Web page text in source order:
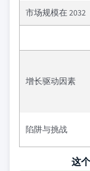
市场规模在 2032
增长驱动因素
陷阱与挑战
这